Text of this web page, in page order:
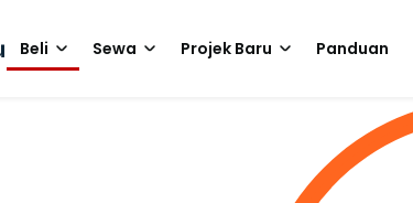
Beli Sewa Projek Baru Panduan